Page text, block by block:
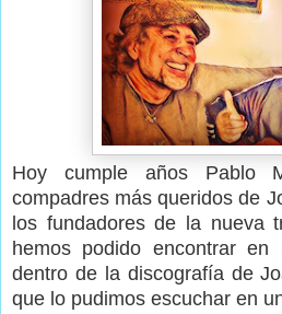
Hoy cumple años Pablo
compadres más queridos de
los fundadores de la nueva
hemos podido encontrar en
dentro de la discografía de
que lo pudimos escuchar en